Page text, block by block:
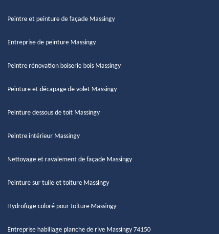
Peintre et peinture de façade Massingy
Entreprise de peinture Massingy
Peintre rénovation boiserie bois Massingy
Peinture et décapage de volet Massingy
Peinture dessous de toit Massingy
Peintre intérieur Massingy
Nettoyage et ravalement de façade Massingy
Peinture sur tuile et toiture Massingy
Hydrofuge coloré pour toiture Massingy
Entreprise habillage planche de rive Massingy 74150